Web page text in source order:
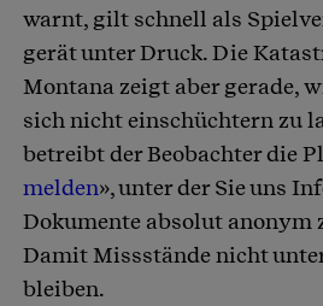
warnt, gilt schnell als
gerät unter Druck. Die
Montana zeigt aber gerade,
sich nicht einschüchtern zu
betreibt der Beobachter die
melden», unter der Sie uns
Dokumente absolut anonym
Damit Missstände nicht
bleiben.